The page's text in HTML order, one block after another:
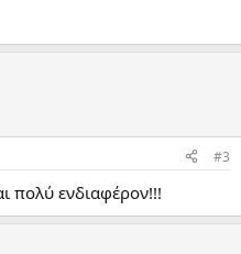
#3
πολύ ενδιαφέρον!!!